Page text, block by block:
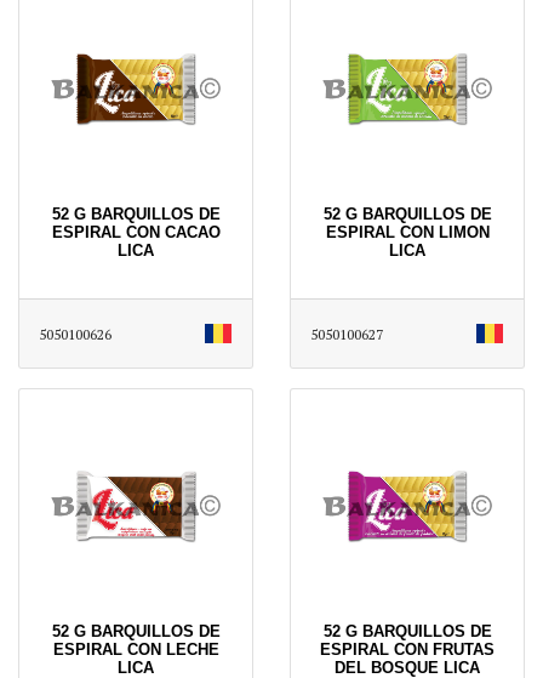
52 G BARQUILLOS DE
ESPIRAL CON CACAO
LICA
5050100626
52 G BARQUILLOS DE
ESPIRAL CON LIMON
LICA
5050100627
52 G BARQUILLOS DE
ESPIRAL CON LECHE
LICA
52 G BARQUILLOS DE
ESPIRAL CON FRUTAS
DEL BOSQUE LICA